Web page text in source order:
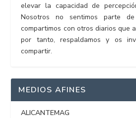
elevar la capacidad de
Nosotros no sentimos parte
compartimos con otros diarios que
por tanto, respaldamos y os
compartir.
MEDIOS AFINES
ALICANTEMAG